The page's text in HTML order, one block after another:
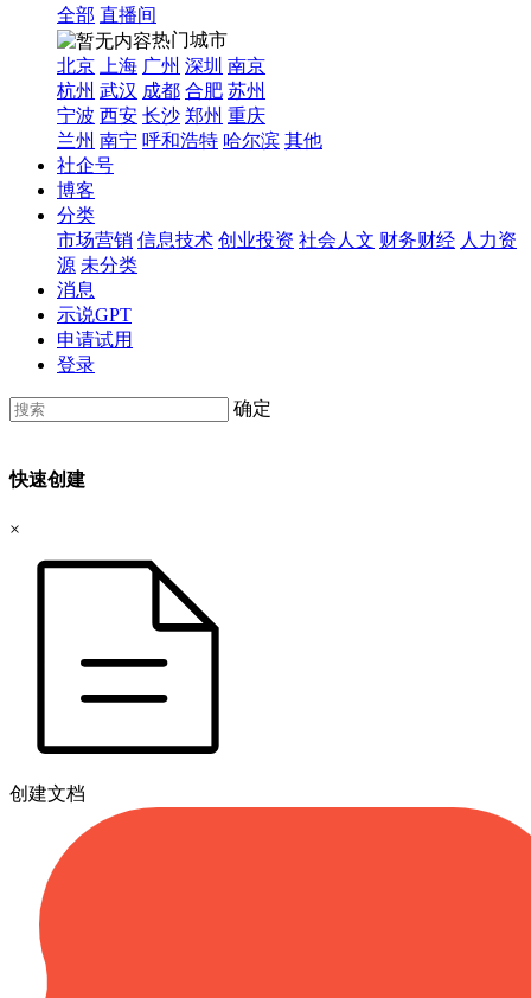
全部 直播间
热门城市
北京
上海 广州 深圳 南京
杭州 武汉 成都 合肥 苏州
宁波 西安 长沙 郑州 重庆
兰州 南宁 呼和浩特 哈尔滨 其他
社企号
博客
分类
市场营销 信息技术 创业投资 社会人文 财务财经 人力资
源 未分类
消息
示说GPT
申请试用
登录
确定
快速创建
×
创建文档